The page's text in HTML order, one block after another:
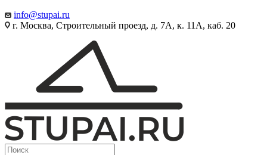
info@stupai.ru
г. Москва, Строительный проезд, д. 7А, к. 11А, каб. 20